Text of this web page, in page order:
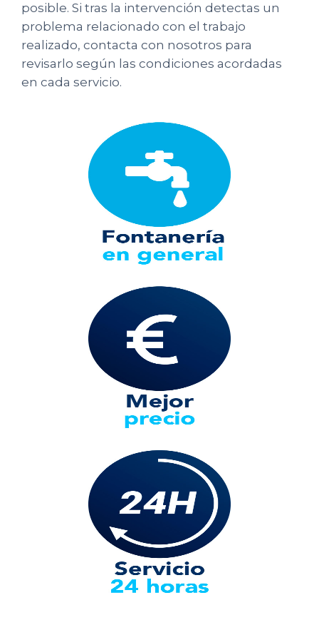
posible. Si tras la intervención detectas un
problema relacionado con el trabajo
realizado, contacta con nosotros para
revisarlo según las condiciones acordadas
en cada servicio.